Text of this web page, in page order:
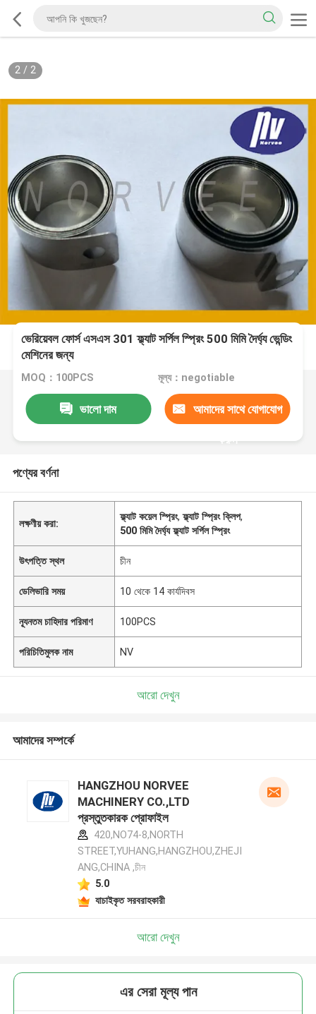
2/ 2
ভেরিয়েবল ফোর্স এসএস 301 ফ্ল্যাট সর্পিল স্প্রিং 500 মিমি দৈর্ঘ্য ভেন্ডিং
মেশিনের জন্য
MOQ：100PCS মূল্য：negotiable
ভালো দাম আমাদের সাথে যোগাযোগ
করুন
পণ্যের বর্ণনা
লক্ষণীয় করা:
ফ্ল্যাট কয়েল স্প্রিং,ফ্ল্যাট স্প্রিং ক্লিপ,
500 মিমি দৈর্ঘ্য ফ্ল্যাট সর্পিল স্প্রিং
উৎপত্তি স্থল চীন
ডেলিভারি সময় 10 থেকে 14 কার্যদিবস
ন্যূনতম চাহিদার পরিমাণ 100PCS
পরিচিতিমুলক নাম NV
আরো দেখুন
আমাদের সম্পর্কে
HANGZHOU NORVEE
MACHINERY CO.,LTD
প্রস্তুতকারক প্রোফাইল
420,NO74-8,NORTH
STREET,YUHANG,HANGZHOU,ZHEJI
ANG,CHINA ,চীন
5.0
যাচাইকৃত সরবরাহকারী
আরো দেখুন
এর সেরা মূল্য পান